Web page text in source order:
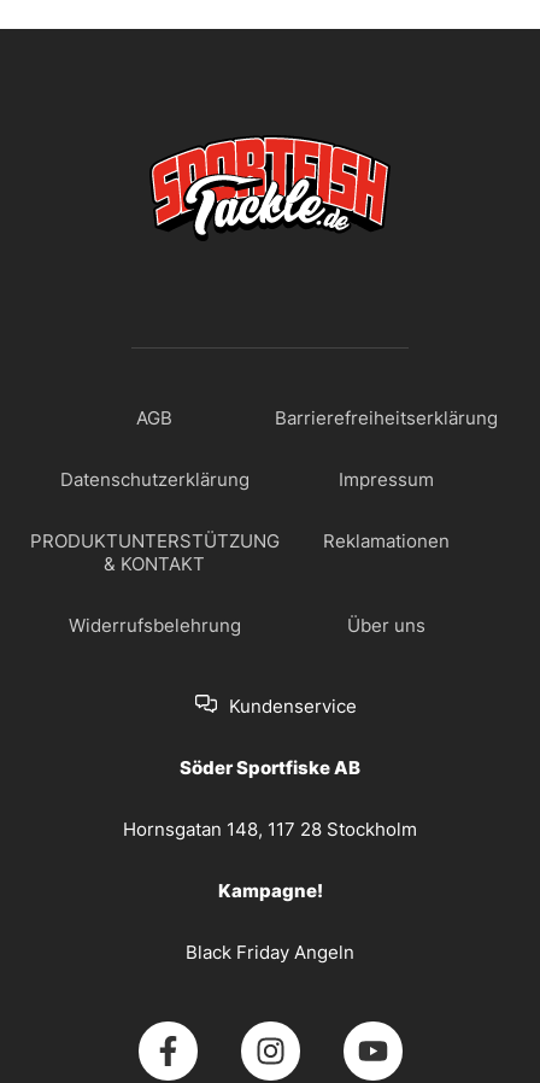
AGB Barrierefreiheitserklärung
Datenschutzerklärung Impressum
PRODUKTUNTERSTÜTZUNG
& KONTAKT
Reklamationen
Widerrufsbelehrung Über uns
Kundenservice
Söder Sportfiske AB
Hornsgatan 148, 117 28 Stockholm
Kampagne!
Black Friday Angeln